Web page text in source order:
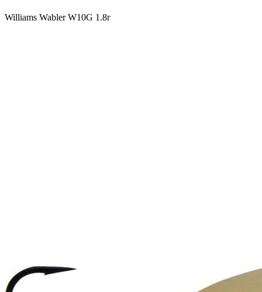
Williams Wabler W10G 1.8г